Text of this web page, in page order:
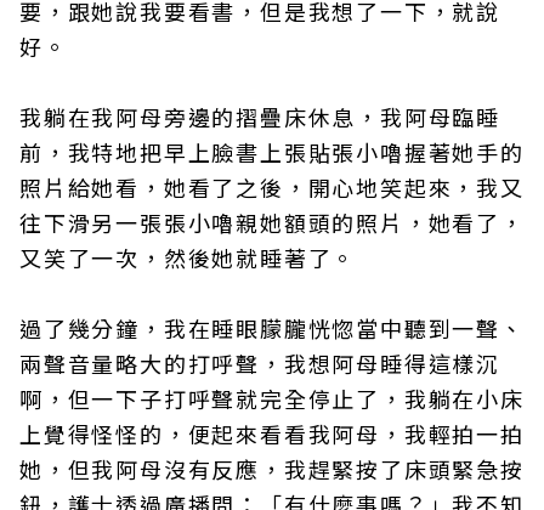
要，跟她說我要看書，但是我想了一下，就說
好。
我躺在我阿母旁邊的摺疊床休息，我阿母臨睡
前，我特地把早上臉書上張貼張小嚕握著她手的
照片給她看，她看了之後，開心地笑起來，我又
往下滑另一張張小嚕親她額頭的照片，她看了，
又笑了一次，然後她就睡著了。
過了幾分鐘，我在睡眼朦朧恍惚當中聽到一聲、
兩聲音量略大的打呼聲，我想阿母睡得這樣沉
啊，但一下子打呼聲就完全停止了，我躺在小床
上覺得怪怪的，便起來看看我阿母，我輕拍一拍
她，但我阿母沒有反應，我趕緊按了床頭緊急按